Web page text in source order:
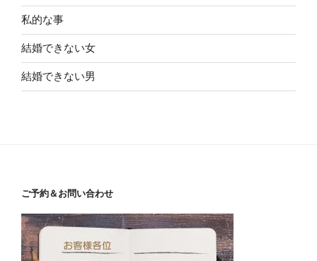
私的な事
結婚できない女
結婚できない男
ご予約＆お問い合わせ